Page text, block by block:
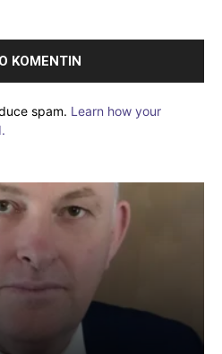
spam. Learn how your